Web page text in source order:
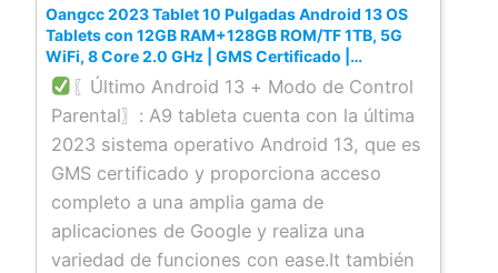
productos audiovisuales.
〖5G+2.4G WiFi de Doble Banda+Batería
de Gran Capacidad〗: Tablet incorporado
8000 mAh de batería, se puede disfrutar de
largas horas de lectura, música y
películas.A9 tableta soporta 2,4 GHz y 5G
conexión WiFi, si usted está en un lugar
público o privado con sólo 5G WiFi o en
casa con 2,4 GHz WiFi, puede conectarse
Oangcc 2023 Tablet 10 Pulgadas Android 13 OS
Tablets con 12GB RAM+128GB ROM/TF 1TB, 5G
WiFi, 8 Core 2.0 GHz | GMS Certificado |
8000mAh | BT 5.0 | Widgets | Control Parental |
con Teclado + Caso -Gris
〖Último Android 13 + Modo de Control
Parental〗: A9 tableta cuenta con la última
2023 sistema operativo Android 13, que es
GMS certificado y proporciona acceso
completo a una amplia gama de
aplicaciones de Google y realiza una
variedad de funciones con ease.It también